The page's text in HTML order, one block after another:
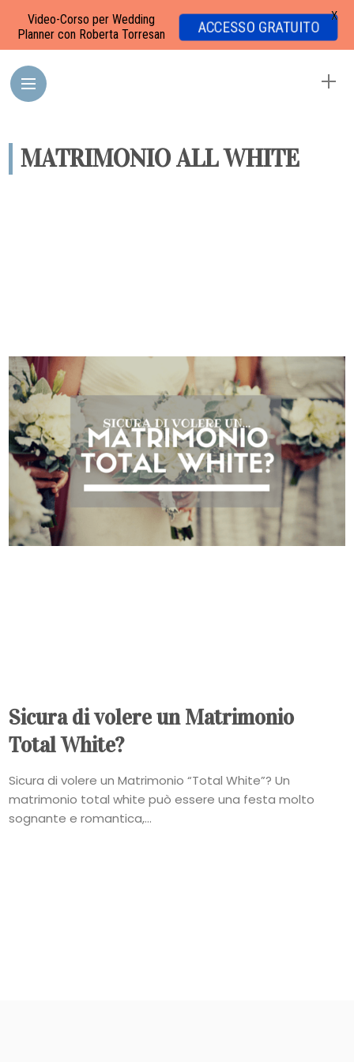
MATRIMONIO ALL WHITE
Sicura di volere un Matrimonio
Total White?
Sicura di volere un Matrimonio “Total White”? Un
matrimonio total white può essere una festa molto
sognante e romantica,...
Video-Corso per Wedding
Planner con Roberta Torresan
ACCESSO GRATUITO
X